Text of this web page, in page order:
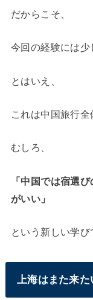
だからこそ、
今回の経験には少
とはいえ、
これは中国旅行全
むしろ、
「中国では宿選
がいい」
という新しい学び
上海はまた来